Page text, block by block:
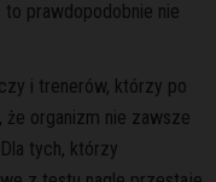
to prawdopodobnie nie
i trenerów, którzy po
że organizm nie zawsze
tych, którzy